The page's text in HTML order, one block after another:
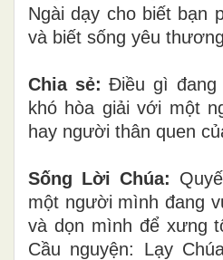
Ngài dạy cho biết bạn
và biết sống yêu
Chia sẻ: Điều gì đang
khó hòa giải với một
hay người thân quen
Sống Lời Chúa:
một người mình đang
và dọn mình để xưng
Cầu nguyện: Lạy